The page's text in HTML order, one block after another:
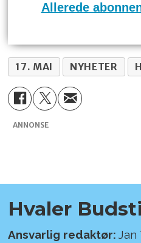
Allerede
17. MAI NYHETER
ANNONSE
Hvaler
Ansvarlig redaktør: Jan